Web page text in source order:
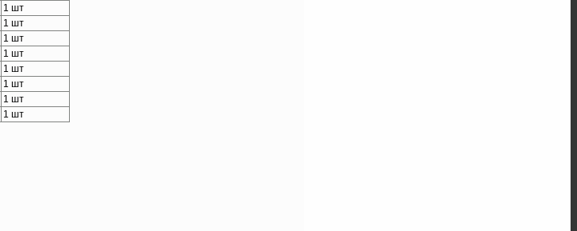
1 шт
1 шт
1 шт
1 шт
1 шт
1 шт
1 шт
1 шт